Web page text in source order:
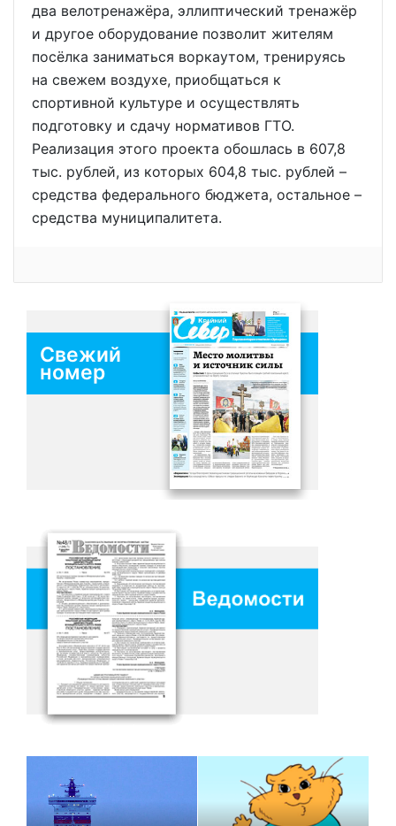
два велотренажёра, эллиптический тренажёр
и другое оборудование позволит жителям
посёлка заниматься воркаутом, тренируясь
на свежем воздухе, приобщаться к
спортивной культуре и осуществлять
подготовку и сдачу нормативов ГТО.
Реализация этого проекта обошлась в 607,8
тыс. рублей, из которых 604,8 тыс. рублей –
средства федерального бюджета, остальное –
средства муниципалитета.
Свежий
номер